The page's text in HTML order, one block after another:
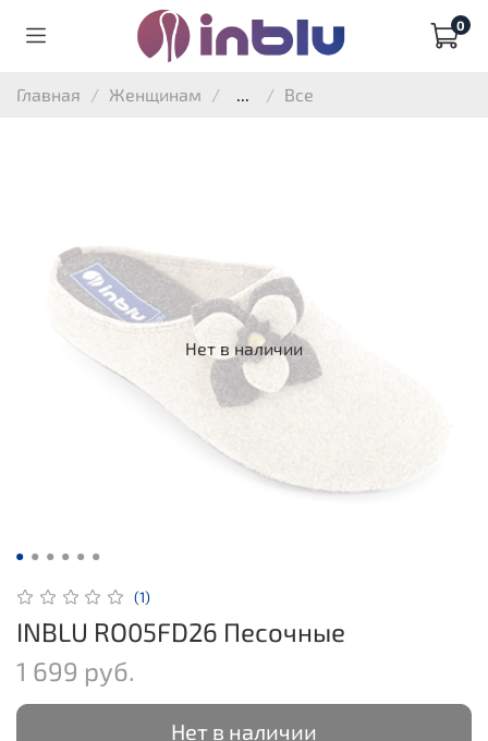
0
Главная Женщинам ... Все
Нет в наличии
(1)
INBLU RO05FD26 Песочные
1 699 руб.
Нет в наличии